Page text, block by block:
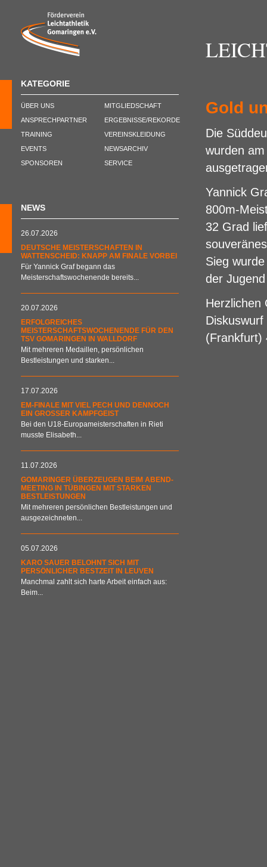
KATEGORIE
ÜBER UNS
ANSPRECHPARTNER
TRAINING
EVENTS
SPONSOREN
MITGLIEDSCHAFT
ERGEBNISSE/REKORDE
VEREINSKLEIDUNG
NEWSARCHIV
SERVICE
NEWS
26.07.2026
DEUTSCHE MEISTERSCHAFTEN IN
WATTENSCHEID: KNAPP AM FINALE VORBEI
Für Yannick Graf begann das
Meisterschaftswochenende bereits...
20.07.2026
ERFOLGREICHES
MEISTERSCHAFTSWOCHENENDE FÜR DEN
TSV GOMARINGEN IN WALLDORF
Mit mehreren Medaillen, persönlichen
Bestleistungen und starken...
17.07.2026
EM-FINALE MIT VIEL PECH UND DENNOCH
EIN GROSSER KAMPFGEIST
Bei den U18-Europameisterschaften in Rieti
musste Elisabeth...
11.07.2026
GOMARINGER ÜBERZEUGEN BEIM ABEND-
MEETING IN TÜBINGEN MIT STARKEN
BESTLEISTUNGEN
Mit mehreren persönlichen Bestleistungen und
ausgezeichneten...
05.07.2026
KARO SAUER BELOHNT SICH MIT
PERSÖNLICHER BESTZEIT IN LEUVEN
Manchmal zahlt sich harte Arbeit einfach aus:
Beim...
Gold
Die
wurden
Yannick
800m-
32 Grad
Sieg
der
Herzlichen
(Frankfurt)